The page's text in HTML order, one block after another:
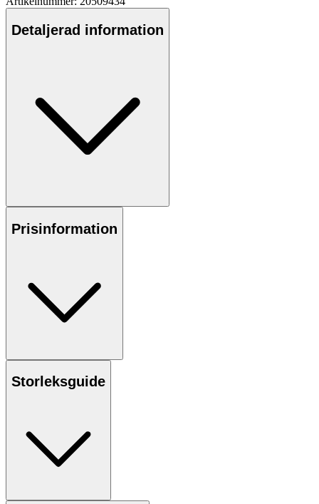
Detaljerad information
Prisinformation
Storleksguide